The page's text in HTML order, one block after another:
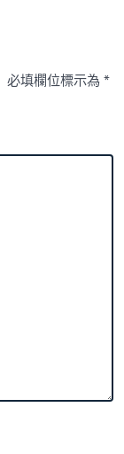
必填欄位標示為*